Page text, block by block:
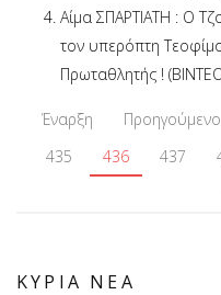
Αίμα ΣΠΑΡΤΙΑΤΗ : Ο
τον υπερόπτη
Πρωταθλητής !
Έναρξη Προηγούμενο
435
436 437
ΚΥΡΙΑ ΝΕΑ